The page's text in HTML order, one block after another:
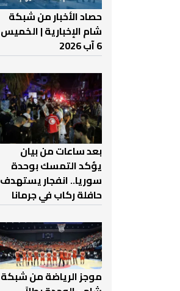
حصاد الأخبار من شبكة
شام الإخبارية | الخميس
6 آب 2026
بعد ساعات من بيان
يؤكد التمسك بوحدة
سوريا.. انفجار يستهدف
حافلة ركاب في جرمانا
موجز الرياضة من شبكة